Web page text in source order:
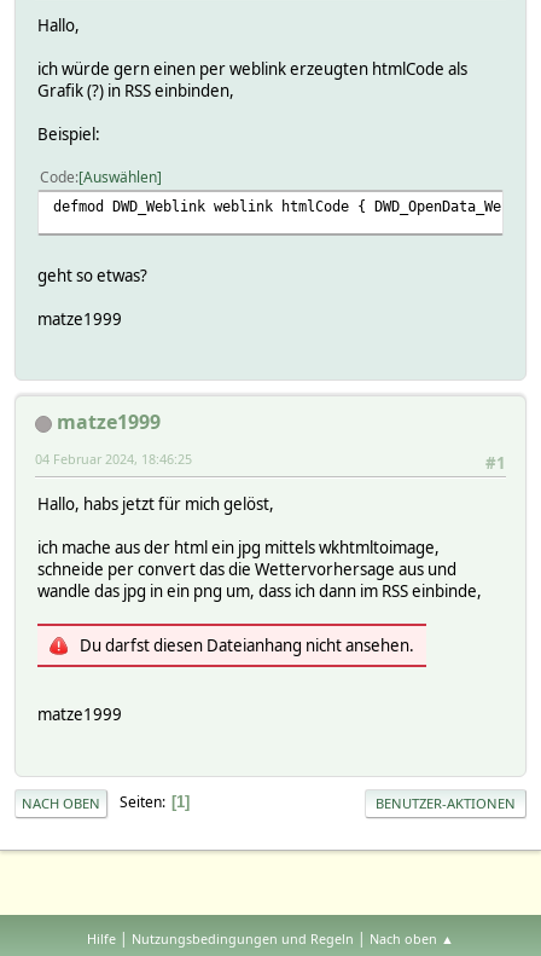
Hallo,
ich würde gern einen per weblink erzeugten htmlCode als
Grafik (?) in RSS einbinden,
Beispiel:
Code Auswählen
defmod DWD_Weblink weblink htmlCode {
geht so etwas?
matze1999
matze1999
#1
04 Februar 2024, 18:46:25
Hallo, habs jetzt für mich gelöst,
ich mache aus der html ein jpg mittels wkhtmltoimage,
schneide per convert das die Wettervorhersage aus und
wandle das jpg in ein png um, dass ich dann im RSS einbinde,
Du darfst diesen Dateianhang nicht ansehen.
matze1999
NACH OBEN Seiten 1 BENUTZER-AKTIONEN
Hilfe | Nutzungsbedingungen und Regeln | Nach oben ▲